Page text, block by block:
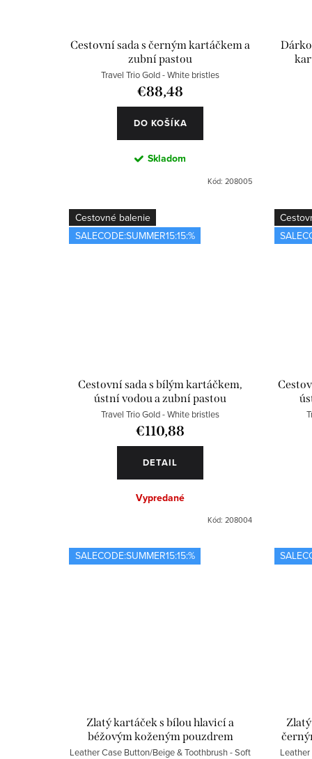
o
Cestovní sada s černým kartáčkem a
zubní pastou
Travel Trio Gold - White bristles
€88,48
DO KOŠÍKA
Skladom
Kód: 208005
Cestovné balenie
SALECODE:SUMMER15:15:%
Cestovní sada s bílým kartáčkem,
ústní vodou a zubní pastou
Travel Trio Gold - White bristles
€110,88
DETAIL
Vypredané
Kód: 208004
SALECODE:SUMMER15:15:%
Zlatý kartáček s bílou hlavicí a
béžovým koženým pouzdrem
Leather Case Button/Beige & Toothbrush - Soft